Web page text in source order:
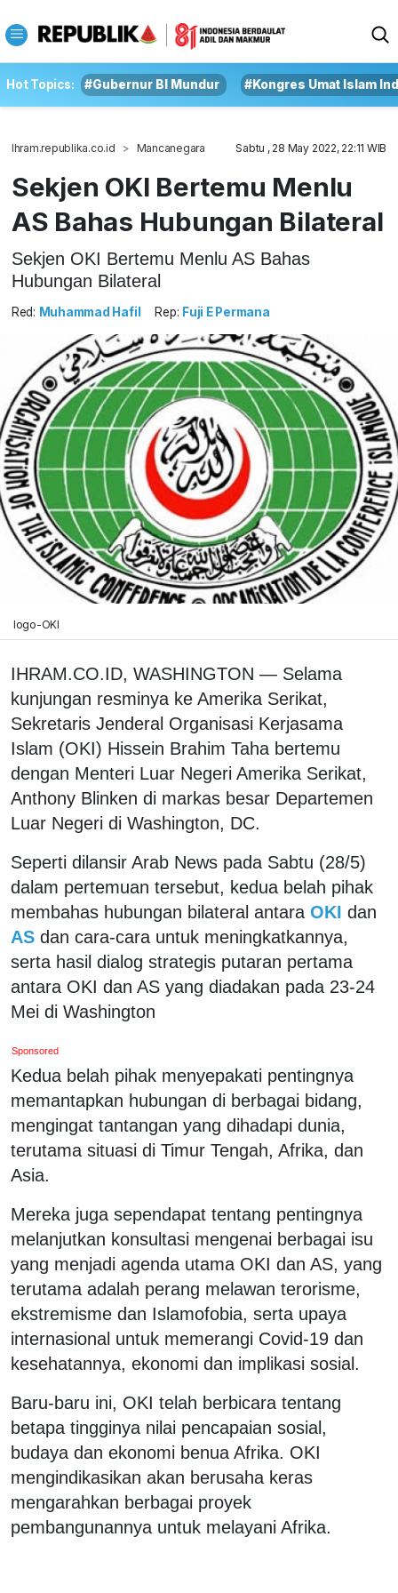
Hot Topics: #Gubernur BI Mundur #Kongres Umat Islam
Ihram.republika.co.id Mancanegara Sabtu , 28 May 2022, 22:11 WIB
Sekjen OKI Bertemu Menlu
AS Bahas Hubungan Bilateral
Sekjen OKI Bertemu Menlu AS Bahas
Hubungan Bilateral
Red: Muhammad Hafil Rep: Fuji E Permana
logo-OKI
IHRAM.CO.ID, WASHINGTON — Selama
kunjungan resminya ke Amerika Serikat,
Sekretaris Jenderal Organisasi Kerjasama
Islam (OKI) Hissein Brahim Taha bertemu
dengan Menteri Luar Negeri Amerika Serikat,
Anthony Blinken di markas besar Departemen
Luar Negeri di Washington, DC.
Seperti dilansir Arab News pada Sabtu (28/5)
dalam pertemuan tersebut, kedua belah pihak
membahas hubungan bilateral antara OKI dan
AS dan cara-cara untuk meningkatkannya,
serta hasil dialog strategis putaran pertama
antara OKI dan AS yang diadakan pada 23-24
Mei di Washington
Sponsored
Kedua belah pihak menyepakati pentingnya
memantapkan hubungan di berbagai bidang,
mengingat tantangan yang dihadapi dunia,
terutama situasi di Timur Tengah, Afrika, dan
Asia.
Mereka juga sependapat tentang pentingnya
melanjutkan konsultasi mengenai berbagai isu
yang menjadi agenda utama OKI dan AS, yang
terutama adalah perang melawan terorisme,
ekstremisme dan Islamofobia, serta upaya
internasional untuk memerangi Covid-19 dan
kesehatannya, ekonomi dan implikasi sosial.
Baru-baru ini, OKI telah berbicara tentang
betapa tingginya nilai pencapaian sosial,
budaya dan ekonomi benua Afrika. OKI
mengindikasikan akan berusaha keras
mengarahkan berbagai proyek
pembangunannya untuk melayani Afrika.